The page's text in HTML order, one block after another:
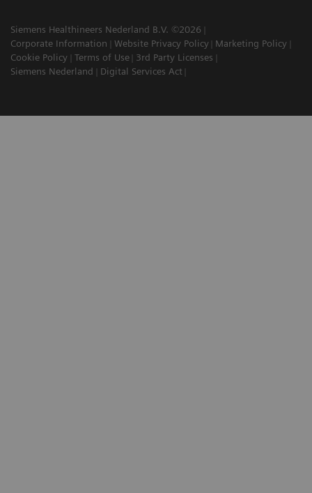
Siemens Healthineers Nederland B.V. ©2026
Corporate Information
Website Privacy Policy
Marketing Policy
Cookie Policy
Terms of Use
3rd Party Licenses
Siemens Nederland
Digital Services Act